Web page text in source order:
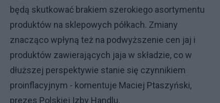
będą skutkować brakiem szerokiego asortymentu
produktów na sklepowych półkach. Zmiany
znacząco wpłyną też na podwyższenie cen jaj i
produktów zawierających jaja w składzie, co w
dłuższej perspektywie stanie się czynnikiem
proinflacyjnym - komentuje Maciej Ptaszyński,
prezes Polskiej Izby Handlu.